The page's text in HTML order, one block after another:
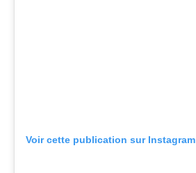
Voir cette publication sur Instagram